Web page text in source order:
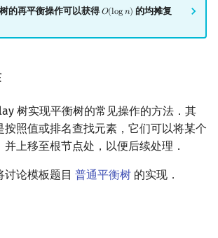
的再平衡操作可以获得𝑂(log𝑛)
O(log n) 的均摊复
树实现平衡树的常见操作的方法．其
按照值或排名查找元素，它们可以将某个
上移至根节点处，以便后续处理．
论模板题目 普通平衡树 的实现．